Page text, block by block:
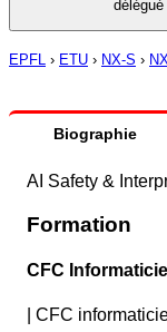
EPFL › ETU › NX-S ›
Biographie
AI Safety &
Formation
CFC
CFC